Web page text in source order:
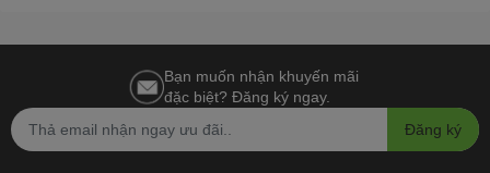
Bạn muốn nhận khuyến mãi
đặc biệt? Đăng ký ngay.
Đăng ký